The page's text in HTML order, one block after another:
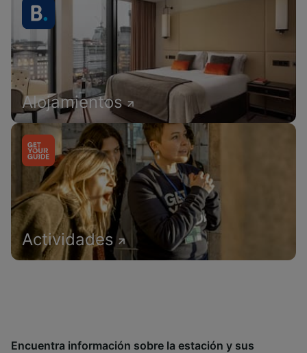
Alojamientos
Actividades
Encuentra información sobre la estación y sus